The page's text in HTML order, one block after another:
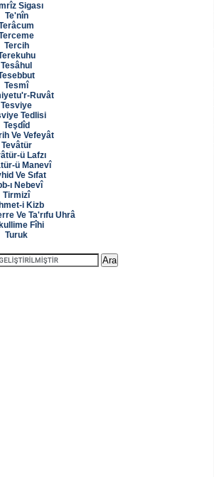
Sigası
Te'nîn
Tercih
Tesâhul
Tesmî
Ruvât
Tesviye
Tedlisi
Teşdîd
Ve Vefeyât
Tevâtür
ü Lafzı
ü Manevî
Ve Sıfat
ı Nebevî
Tirmizî
i Kizb
Ve Ta'rıfu Uhrâ
Fîhi
Turuk